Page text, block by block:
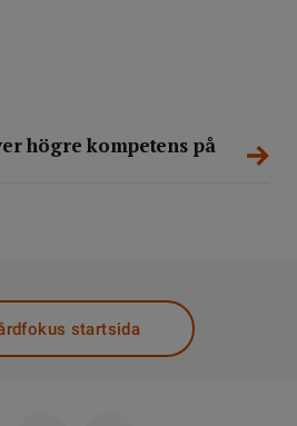
högre kompetens på
startsida